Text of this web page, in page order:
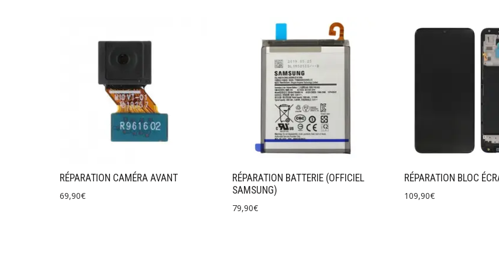
RÉPARATION CAMÉRA AVANT
69,90€
RÉPARATION BATTERIE (OFFICIEL
SAMSUNG)
79,90€
RÉPARATION BLOC
109,90€